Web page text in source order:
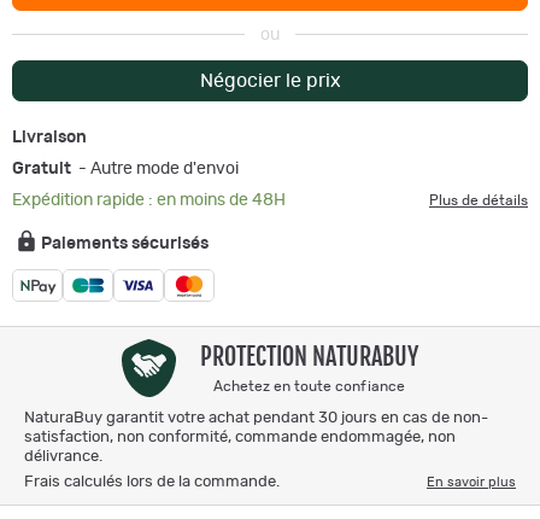
ou
Négocier le prix
Livraison
Gratuit - Autre mode d'envoi
Expédition rapide : en moins de 48H
Plus de détails
Paiements sécurisés
PROTECTION NATURABUY
Achetez en toute confiance
NaturaBuy garantit votre achat pendant 30 jours en cas de non-
satisfaction, non conformité, commande endommagée, non
délivrance.
Frais calculés lors de la commande.
En savoir plus